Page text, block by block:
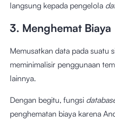
langsung kepada pengelola
3. Menghemat Biaya
Memusatkan data pada suatu
meminimalisir penggunaan
lainnya.
Dengan begitu, fungsi
penghematan biaya karena